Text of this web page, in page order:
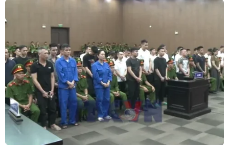
Áp thấp nhiệt đới không ảnh hưởng
đến vùng ven biển và đất liền Việt
Nam
04/08/2026 13:58
Hàn Quốc ban hành cảnh báo nắng
nóng cao nhất tại thủ đô Seoul
04/08/2026 12:37